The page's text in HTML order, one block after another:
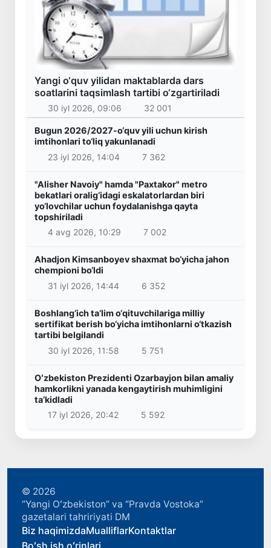
Yangi o‘quv yilidan maktablarda dars
soatlarini taqsimlash tartibi o‘zgartiriladi
30 iyl 2026, 09:06 32 001
Bugun 2026/2027-o‘quv yili uchun kirish
imtihonlari to‘liq yakunlanadi
23 iyl 2026, 14:04
7 362
"Alisher Navoiy" hamda "Paxtakor" metro
bekatlari oralig‘idagi eskalatorlardan biri
yo‘lovchilar uchun foydalanishga qayta
topshiriladi
4 avg 2026, 10:29
7 002
Ahadjon Kimsanboyev shaxmat bo‘yicha jahon
chempioni bo‘ldi
31 iyl 2026, 14:44
6 352
Boshlang‘ich ta’lim o‘qituvchilariga milliy
sertifikat berish bo‘yicha imtihonlarni o‘tkazish
tartibi belgilandi
30 iyl 2026, 11:58
5 751
Oʻzbekiston Prezidenti Ozarbayjon bilan amaliy
hamkorlikni yanada kengaytirish muhimligini
taʼkidladi
17 iyl 2026, 20:42
5 592
© 2026
“Yangi Oʻzbekiston” va “Pravda Vostoka”
gazetalari tahririyati DM
Biz haqimizdaMualliflarKontaktlar